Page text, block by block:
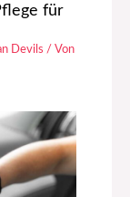
für
Devils / Von